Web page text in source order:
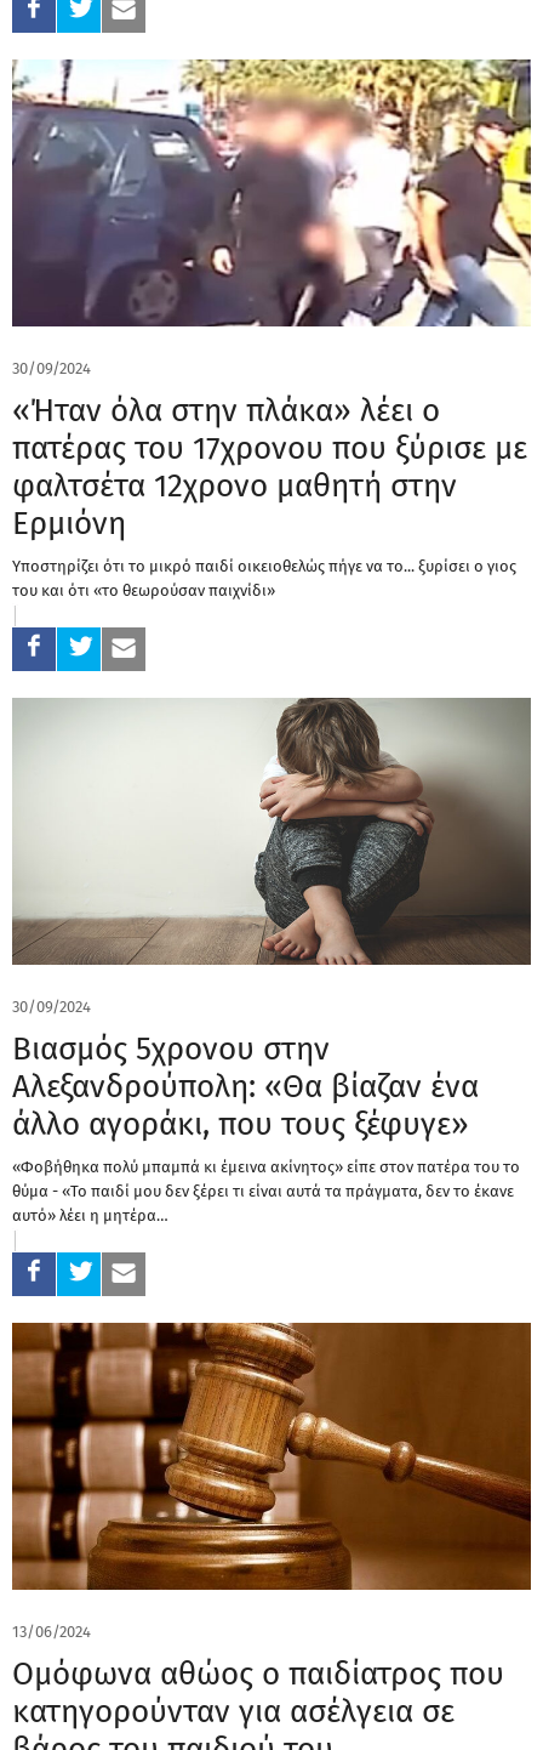
30/09/2024
«Ήταν όλα στην πλάκα» λέει ο
πατέρας του 17χρονου που ξύρισε με
φαλτσέτα 12χρονο μαθητή στην
Ερμιόνη
Υποστηρίζει ότι το μικρό παιδί οικειοθελώς πήγε να το... ξυρίσει ο γιος
του και ότι «το θεωρούσαν παιχνίδι»
30/09/2024
Βιασμός 5χρονου στην
Αλεξανδρούπολη: «Θα βίαζαν ένα
άλλο αγοράκι, που τους ξέφυγε»
«Φοβήθηκα πολύ μπαμπά κι έμεινα ακίνητος» είπε στον πατέρα του το
θύμα - «Το παιδί μου δεν ξέρει τι είναι αυτά τα πράγματα, δεν το έκανε
αυτό» λέει η μητέρα…
13/06/2024
Ομόφωνα αθώος ο παιδίατρος που
κατηγορούνταν για ασέλγεια σε